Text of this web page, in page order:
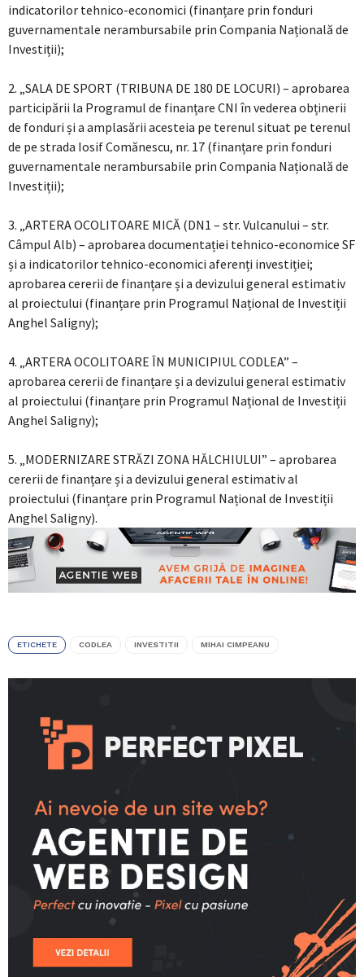
indicatorilor tehnico-economici (finanțare prin fonduri
guvernamentale nerambursabile prin Compania Națională de
Investiții);
2. „SALA DE SPORT (TRIBUNA DE 180 DE LOCURI) – aprobarea
participării la Programul de finanțare CNI în vederea obținerii
de fonduri și a amplasării acesteia pe terenul situat pe terenul
de pe strada Iosif Comănescu, nr. 17 (finanțare prin fonduri
guvernamentale nerambursabile prin Compania Națională de
Investiții);
3. „ARTERA OCOLITOARE MICĂ (DN1 – str. Vulcanului – str.
Câmpul Alb) – aprobarea documentației tehnico-economice SF
și a indicatorilor tehnico-economici aferenți investiției;
aprobarea cererii de finanțare și a devizului general estimativ
al proiectului (finanțare prin Programul Național de Investiții
Anghel Saligny);
4. „ARTERA OCOLITOARE ÎN MUNICIPIUL CODLEA” –
aprobarea cererii de finanțare și a devizului general estimativ
al proiectului (finanțare prin Programul Național de Investiții
Anghel Saligny);
5. „MODERNIZARE STRĂZI ZONA HĂLCHIULUI” – aprobarea
cererii de finanțare și a devizului general estimativ al
proiectului (finanțare prin Programul Național de Investiții
Anghel Saligny).
ETICHETE CODLEA INVESTITII MIHAI CIMPEANU